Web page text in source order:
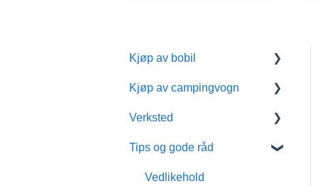
Kjøp av bobil
Bobiltyper
Ny eller brukt bobil
Bobil sengeløsninger
Ekstrautstyr til bobilen
Kjøp av campingvogn
Presentasjonsfilmer,
campingvogn
Verksted
Verkstedtjenester og
Tips og gode råd
Vedlikehold